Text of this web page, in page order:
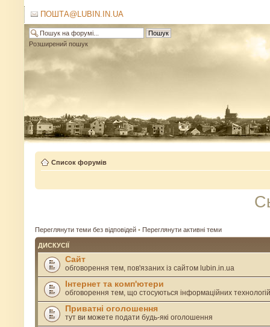
ПОШТА@LUBIN.IN.UA
Розширений пошук
Список форумів
Переглянути теми без відповідей • Переглянути активні теми
ДИСКУСІЇ
Сайт
обговорення тем, пов'язаних із сайтом lubin.in.ua
Інтернет та комп'ютери
обговорення тем, що стосуються інформаційних технологій
Приватні оголошення
тут ви можете подати будь-які оголошення